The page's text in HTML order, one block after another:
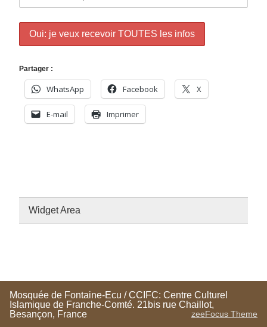
Partager :
WhatsApp Facebook X
E-mail Imprimer
Widget Area
Mosquée de Fontaine-Ecu / CCIFC: Centre Culturel
Islamique de Franche-Comté. 21bis rue Chaillot,
Besançon, France
zeeFocus Theme